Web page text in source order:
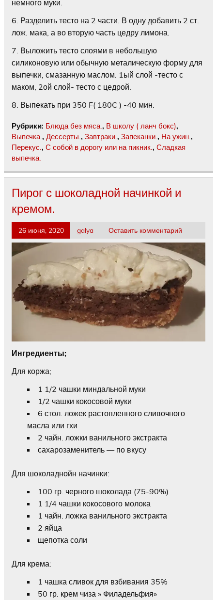
немного муки.
6. Разделить тесто на 2 части. В одну добавить 2 ст.
лож. мака, а во вторую часть цедру лимона.
7. Выложить тесто слоями в небольшую
силиконовую или обычную металическую форму для
выпечки, смазанную маслом. 1ый слой -тесто с
маком, 2ой слой- тесто с цедрой.
8. Выпекать при 350 F( 180C ) -40 мин.
Рубрики: Блюда без мяса. , В школу ( ланч бокс),
Выпечка. , Дессерты. , Завтраки. , Запеканки. , На ужин. ,
Перекус. , С собой в дорогу или на пикник. , Сладкая
выпечка.
Пирог с шоколадной начинкой и
кремом.
26 июня, 2020 galya Оставить комментарий
Ингредиенты;
Для коржа;
1 1/2 чашки миндальной муки
1/2 чашки кокосовой муки
6 стол. ложек растопленного сливочного
масла или гхи
2 чайн. ложки ванильного экстракта
сахарозаменитель — по вкусу
Для шоколаднойн начинки:
100 гр. черного шоколада (75-90%)
1 1/4 чашки кокосового молока
1 чайн. ложка ванильного экстракта
2 яйца
щепотка соли
Для крема:
1 чашка сливок для взбивания 35%
50 гр. крем чиза » Филадельфия»